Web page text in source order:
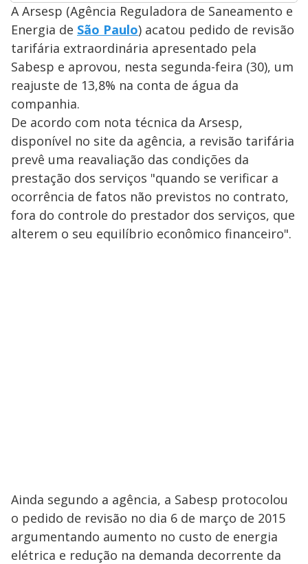
A Arsesp (Agência Reguladora de Saneamento e
Energia de São Paulo) acatou pedido de revisão
tarifária extraordinária apresentado pela
Sabesp e aprovou, nesta segunda-feira (30), um
reajuste de 13,8% na conta de água da
companhia.
De acordo com nota técnica da Arsesp,
disponível no site da agência, a revisão tarifária
prevê uma reavaliação das condições da
prestação dos serviços "quando se verificar a
ocorrência de fatos não previstos no contrato,
fora do controle do prestador dos serviços, que
alterem o seu equilíbrio econômico financeiro".
Ainda segundo a agência, a Sabesp protocolou
o pedido de revisão no dia 6 de março de 2015
argumentando aumento no custo de energia
elétrica e redução na demanda decorrente da